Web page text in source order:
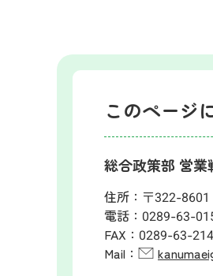
このページ
総合政策部 営
住所： 〒322-8601
電話： 0289-63-
FAX： 0289-63-
Mail：